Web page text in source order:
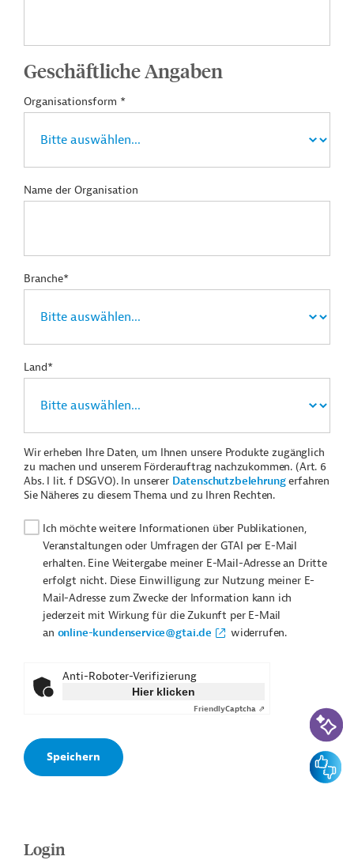
Geschäftliche Angaben
Organisationsform *
Name der Organisation
Branche*
Land*
Wir erheben Ihre Daten, um Ihnen unsere Produkte zugänglich
zu machen und unserem Förderauftrag nachzukommen. (Art. 6
Abs. I lit. f DSGVO). In unserer Datenschutzbelehrungerfahren
Sie Näheres zu diesem Thema und zu Ihren Rechten.
Ich möchte weitere Informationen über Publikationen,
Veranstaltungen oder Umfragen der GTAI per E-Mail
erhalten. Eine Weitergabe meiner E-Mail-Adresse an Dritte
erfolgt nicht. Diese Einwilligung zur Nutzung meiner E-
Mail-Adresse zum Zwecke der Information kann ich
jederzeit mit Wirkung für die Zukunft per E-Mail
an online-kundenservice@gtai.de widerrufen.
Anti-Roboter-Verifizierung
Hier klicken
FriendlyCaptcha ⇗
Login
KI-